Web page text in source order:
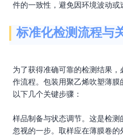
件的一致性，避免因环境波动或
标准化检测流程与
为了获得准确可靠的检测结果
作流程。包装用聚乙烯吹塑薄
以下几个关键步骤：
样品制备与状态调节。这是检测
忽视的一步。取样应在薄膜卷